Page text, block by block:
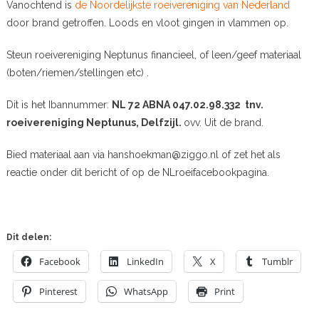
Vanochtend is de Noordelijkste roeivereniging van Nederland
door brand getroffen. Loods en vloot gingen in vlammen op.
Steun roeivereniging Neptunus financieel, of leen/geef materiaal
(boten/riemen/stellingen etc) .
Dit is het Ibannummer: NL 72 ABNA 047.02.98.332 tnv.
roeivereniging Neptunus, Delfzijl. ovv. Uit de brand.
Bied materiaal aan via hanshoekman@ziggo.nl of zet het als
reactie onder dit bericht of op de NLroeifacebookpagina.
Dit delen:
Facebook LinkedIn X Tumblr
Pinterest WhatsApp Print